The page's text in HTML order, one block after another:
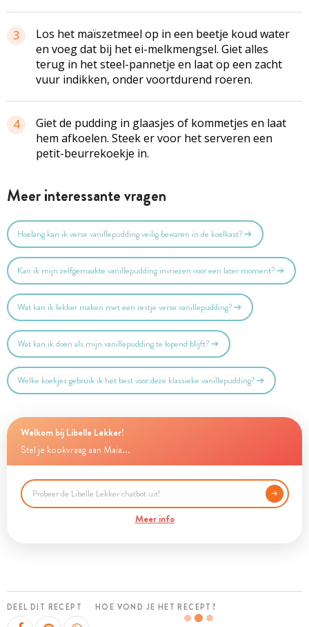
3
Los het maïszetmeel op in een beetje koud water
en voeg dat bij het ei-melkmengsel. Giet alles
terug in het steel-pannetje en laat op een zacht
vuur indikken, onder voortdurend roeren.
4
Giet de pudding in glaasjes of kommetjes en laat
hem afkoelen. Steek er voor het serveren een
petit-beurrekoekje in.
Meer interessante vragen
Hoelang kan ik verse vanillepudding veilig bewaren in de koelkast?
Kan ik mijn zelfgemaakte vanillepudding invriezen voor een later moment?
Wat kan ik lekker maken met een restje verse vanillepudding?
Wat kan ik doen als mijn vanillepudding te lopend blijft?
Welke koekjes gebruik ik het best voor deze klassieke vanillepudding?
Welkom bij Libelle Lekker!
Stel je kookvraag aan Maia...
Meer info
DEEL DIT RECEPT HOE VOND JE HET RECEPT?